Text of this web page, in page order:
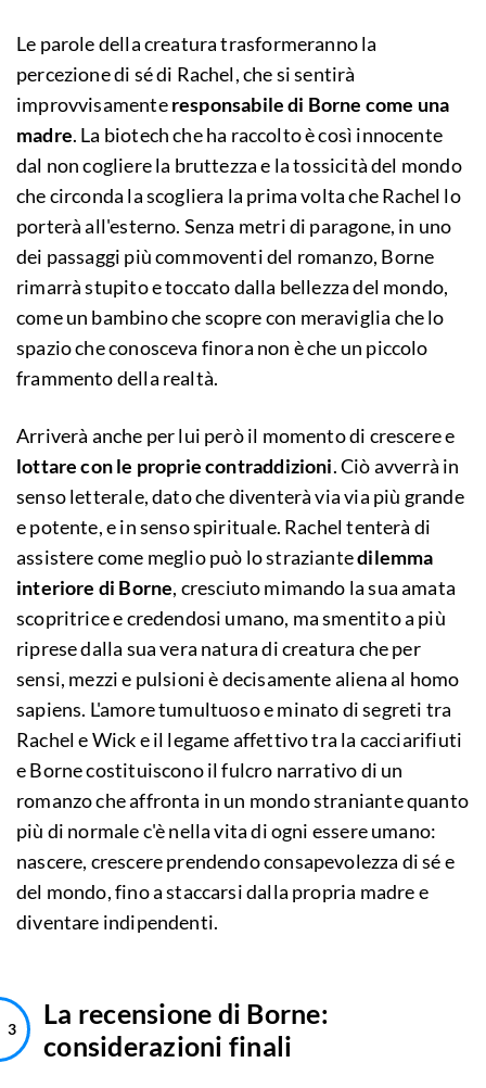
Le parole della creatura trasformeranno la
percezione di sé di Rachel, che si sentirà
improvvisamenteresponsabile di Borne come una
madre. La biotech che ha raccolto è così innocente
dal non cogliere la bruttezza e la tossicità del mondo
che circonda la scogliera la prima volta che Rachel lo
porterà all'esterno. Senza metri di paragone, in uno
dei passaggi più commoventi del romanzo, Borne
rimarrà stupito e toccato dalla bellezza del mondo,
come un bambino che scopre con meraviglia che lo
spazio che conosceva finora non è che un piccolo
frammento della realtà.
Arriverà anche per lui però il momento di crescere e
lottare con le proprie contraddizioni. Ciò avverrà in
senso letterale, dato che diventerà via via più grande
e potente, e in senso spirituale. Rachel tenterà di
assistere come meglio può lo straziantedilemma
interiore di Borne, cresciuto mimando la sua amata
scopritrice e credendosi umano, ma smentito a più
riprese dalla sua vera natura di creatura che per
sensi, mezzi e pulsioni è decisamente aliena al homo
sapiens. L'amore tumultuoso e minato di segreti tra
Rachel e Wick e il legame affettivo tra la cacciarifiuti
e Borne costituiscono il fulcro narrativo di un
romanzo che affronta in un mondo straniante quanto
più di normale c'è nella vita di ogni essere umano:
nascere, crescere prendendo consapevolezza di sé e
del mondo, fino a staccarsi dalla propria madre e
diventare indipendenti.
La recensione di Borne:
considerazioni finali